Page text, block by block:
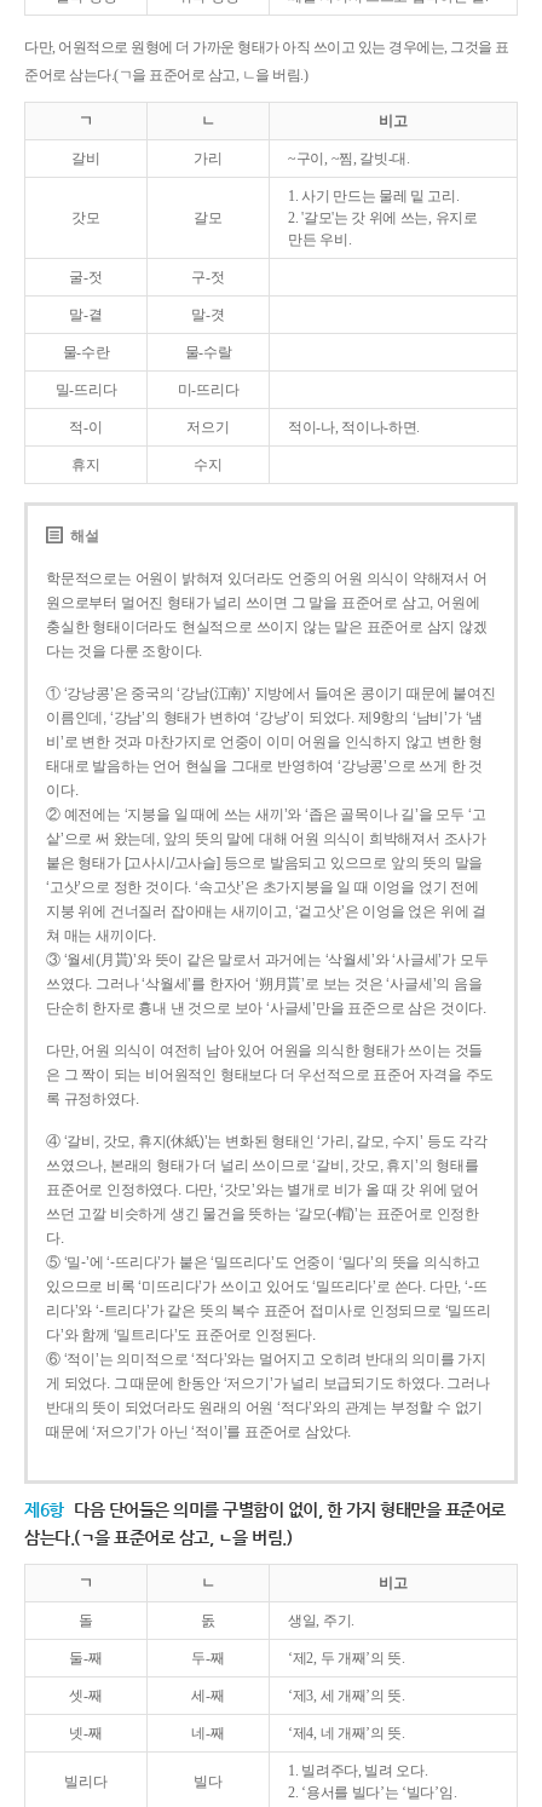
다만, 어원적으로 원형에 더 가까운 형태가 아직 쓰이고 있는 경우에는, 그것을 표
준어로 삼는다.(ㄱ을 표준어로 삼고, ㄴ을 버림.)
ㄱ ㄴ 비고
갈비 가리 ~구이, ~찜, 갈빗-대.
갓모 갈모
1. 사기 만드는 물레 밑 고리.
2. '갈모'는 갓 위에 쓰는, 유지로
만든 우비.
굴-젓 구-젓
말-곁 말-겻
물-수란 물-수랄
밀-뜨리다 미-뜨리다
적-이 저으기 적이-나, 적이나-하면.
휴지 수지
해설
학문적으로는 어원이 밝혀져 있더라도 언중의 어원 의식이 약해져서 어
원으로부터 멀어진 형태가 널리 쓰이면 그 말을 표준어로 삼고, 어원에
충실한 형태이더라도 현실적으로 쓰이지 않는 말은 표준어로 삼지 않겠
다는 것을 다룬 조항이다.
① ‘강낭콩’은 중국의 ‘강남(江南)’ 지방에서 들여온 콩이기 때문에 붙여진
이름인데, ‘강남’의 형태가 변하여 ‘강낭’이 되었다. 제9항의 ‘남비’가 ‘냄
비’로 변한 것과 마찬가지로 언중이 이미 어원을 인식하지 않고 변한 형
태대로 발음하는 언어 현실을 그대로 반영하여 ‘강낭콩’으로 쓰게 한 것
이다.
② 예전에는 ‘지붕을 일 때에 쓰는 새끼’와 ‘좁은 골목이나 길’을 모두 ‘고
샅’으로 써 왔는데, 앞의 뜻의 말에 대해 어원 의식이 희박해져서 조사가
붙은 형태가 [고사시/고사슬] 등으로 발음되고 있으므로 앞의 뜻의 말을
‘고삿’으로 정한 것이다. ‘속고삿’은 초가지붕을 일 때 이엉을 얹기 전에
지붕 위에 건너질러 잡아매는 새끼이고, ‘겉고삿’은 이엉을 얹은 위에 걸
쳐 매는 새끼이다.
③ ‘월세(月貰)’와 뜻이 같은 말로서 과거에는 ‘삭월세’와 ‘사글세’가 모두
쓰였다. 그러나 ‘삭월세’를 한자어 ‘朔月貰’로 보는 것은 ‘사글세’의 음을
단순히 한자로 흉내 낸 것으로 보아 ‘사글세’만을 표준으로 삼은 것이다.
다만, 어원 의식이 여전히 남아 있어 어원을 의식한 형태가 쓰이는 것들
은 그 짝이 되는 비어원적인 형태보다 더 우선적으로 표준어 자격을 주도
록 규정하였다.
④ ‘갈비, 갓모, 휴지(休紙)’는 변화된 형태인 ‘가리, 갈모, 수지’ 등도 각각
쓰였으나, 본래의 형태가 더 널리 쓰이므로 ‘갈비, 갓모, 휴지’의 형태를
표준어로 인정하였다. 다만, ‘갓모’와는 별개로 비가 올 때 갓 위에 덮어
쓰던 고깔 비슷하게 생긴 물건을 뜻하는 ‘갈모(-帽)’는 표준어로 인정한
다.
⑤ ‘밀-’에 ‘-뜨리다’가 붙은 ‘밀뜨리다’도 언중이 ‘밀다’의 뜻을 의식하고
있으므로 비록 ‘미뜨리다’가 쓰이고 있어도 ‘밀뜨리다’로 쓴다. 다만, ‘-뜨
리다’와 ‘-트리다’가 같은 뜻의 복수 표준어 접미사로 인정되므로 ‘밀뜨리
다’와 함께 ‘밀트리다’도 표준어로 인정된다.
⑥ ‘적이’는 의미적으로 ‘적다’와는 멀어지고 오히려 반대의 의미를 가지
게 되었다. 그 때문에 한동안 ‘저으기’가 널리 보급되기도 하였다. 그러나
반대의 뜻이 되었더라도 원래의 어원 ‘적다’와의 관계는 부정할 수 없기
때문에 ‘저으기’가 아닌 ‘적이’를 표준어로 삼았다.
제6항 다음 단어들은 의미를 구별함이 없이, 한 가지 형태만을 표준어로
삼는다.(ㄱ을 표준어로 삼고, ㄴ을 버림.)
ㄱ ㄴ 비고
돌 돐 생일, 주기.
둘-째 두-째 ‘제2, 두 개째’의 뜻.
셋-째 세-째 ‘제3, 세 개째’의 뜻.
넷-째 네-째 ‘제4, 네 개째’의 뜻.
빌리다 빌다
1. 빌려주다, 빌려 오다.
2. ‘용서를 빌다’는 ‘빌다’임.